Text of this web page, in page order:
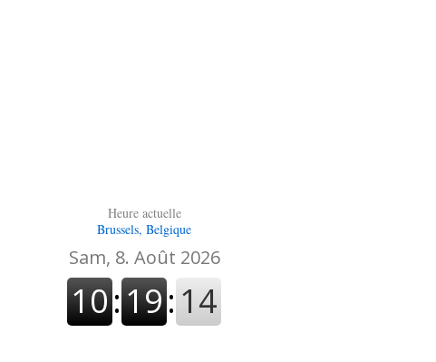
Heure actuelle
Brussels, Belgique